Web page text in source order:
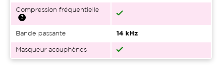
Compression fréquentielle
Bande passante 14 kHz
Masqueur acouphènes